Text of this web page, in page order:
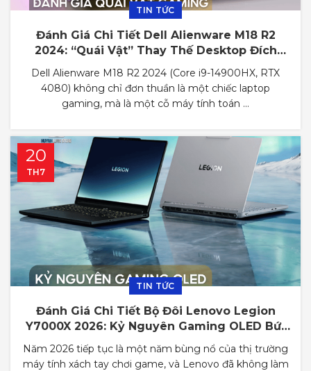
TIN TỨC
Đánh Giá Chi Tiết Dell Alienware M18 R2
2024: “Quái Vật” Thay Thế Desktop Đích
Thực
Dell Alienware M18 R2 2024 (Core i9-14900HX, RTX
4080) không chỉ đơn thuần là một chiếc laptop
gaming, mà là một cỗ máy tính toán ...
20
TH7
TIN TỨC
Đánh Giá Chi Tiết Bộ Đôi Lenovo Legion
Y7000X 2026: Kỷ Nguyên Gaming OLED Bứt
Phá
Năm 2026 tiếp tục là một năm bùng nổ của thị trường
máy tính xách tay chơi game, và Lenovo đã không làm